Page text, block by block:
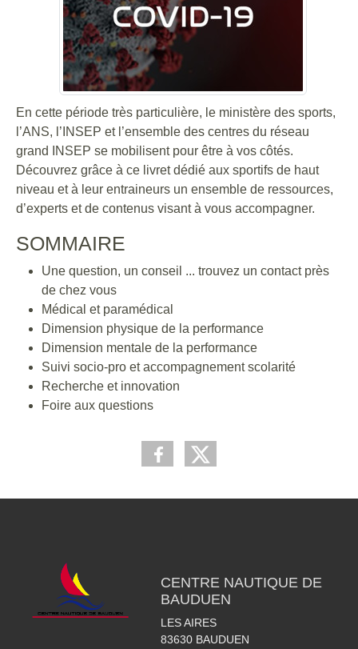
En cette période très particulière, le ministère des sports,
l’ANS, l’INSEP et l’ensemble des centres du réseau
grand INSEP se mobilisent pour être à vos côtés.
Découvrez grâce à ce livret dédié aux sportifs de haut
niveau et à leur entraineurs un ensemble de ressources,
d’experts et de contenus visant à vous accompagner.
SOMMAIRE
Une question, un conseil ... trouvez un contact près
de chez vous
Médical et paramédical
Dimension physique de la performance
Dimension mentale de la performance
Suivi socio-pro et accompagnement scolarité
Recherche et innovation
Foire aux questions
CENTRE NAUTIQUE DE
BAUDUEN
LES AIRES
83630 BAUDUEN